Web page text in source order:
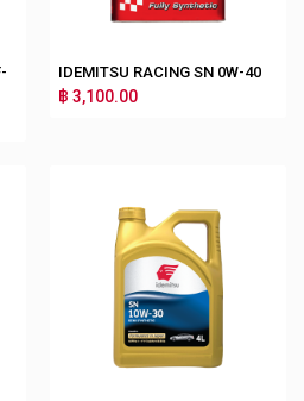
IDEMITSU RACING SN 0W-40
฿ 3,100.00